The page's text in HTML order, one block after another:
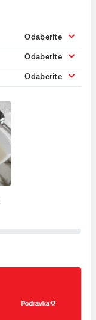
Odaberite
Odaberite
Odaberite